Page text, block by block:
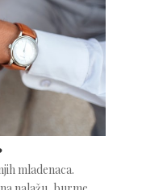
mladenaca.